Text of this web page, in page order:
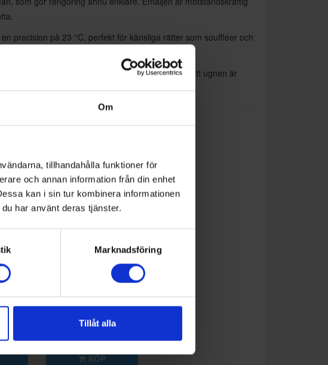
Om
tillhandahålla funktioner för
och annan information från din enhet
kan i sin tur kombinera informationen
har använt deras tjänster.
Marknadsföring
Tillåt alla
precision på 23 °C, perfekt för känsliga rätter som souffléer och
upp till 50 % snabbare.
måltider. Samtidigt säkerställer energiklass A+ att ugnen är
PR3845N
669:-
KÖP